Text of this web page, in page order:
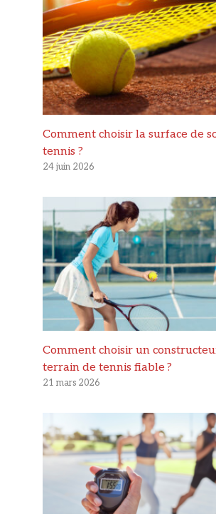
Comment choisir la surface de
tennis ?
24 juin 2026
Comment choisir un
terrain de tennis fiable ?
21 mars 2026